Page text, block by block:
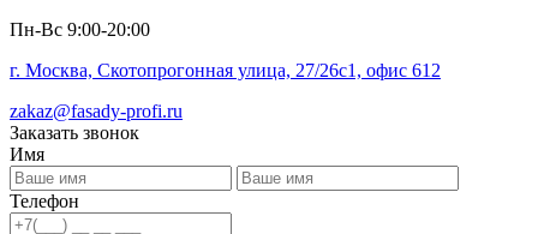
Пн-Вс 9:00-20:00
г. Москва, Скотопрогонная улица, 27/26с1, офис 612
zakaz@fasady-profi.ru
Заказать звонок
Имя
Телефон